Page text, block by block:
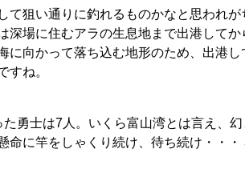
て狙い通りに釣れるものかなと思われ
深場に住むアラの生息地まで出港して
に向かって落ち込む地形のため、出港
すね。
勇士は7人。いくら富山湾とは言え、
命に竿をしゃくり続け、待ち続け・・